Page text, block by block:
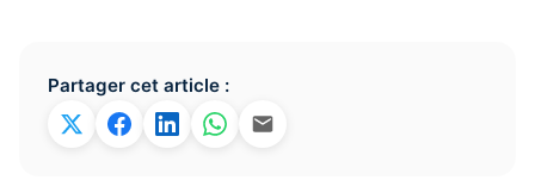
Partager cet article :